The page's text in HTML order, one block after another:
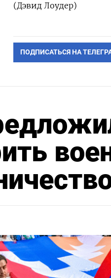
(Дэвид Лоудер)
ПОДПИСАТЬСЯ НА